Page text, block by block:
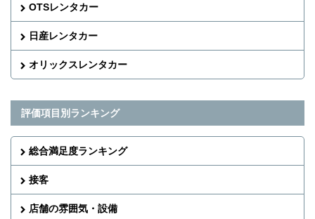
OTSレンタカー
日産レンタカー
オリックスレンタカー
評価項目別ランキング
総合満足度ランキング
接客
店舗の雰囲気・設備